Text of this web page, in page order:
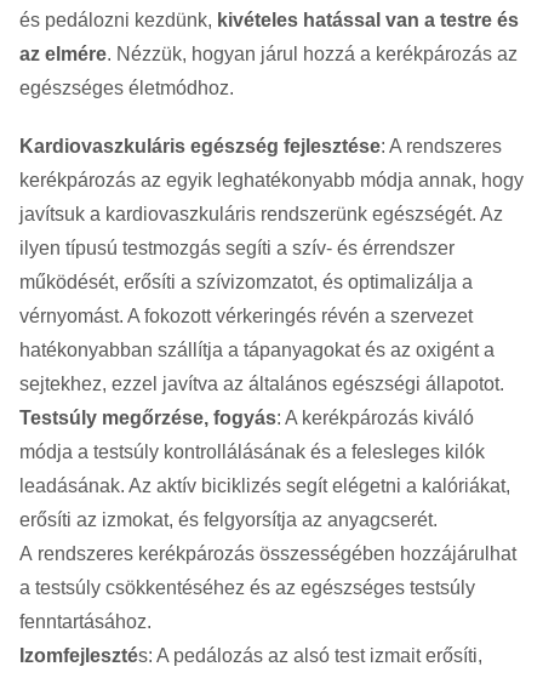
és pedálozni kezdünk, kivételes hatással van a testre és
az elmére. Nézzük, hogyan járul hozzá a kerékpározás az
egészséges életmódhoz.
Kardiovaszkuláris egészség fejlesztése: A rendszeres
kerékpározás az egyik leghatékonyabb módja annak, hogy
javítsuk a kardiovaszkuláris rendszerünk egészségét. Az
ilyen típusú testmozgás segíti a szív- és érrendszer
működését, erősíti a szívizomzatot, és optimalizálja a
vérnyomást. A fokozott vérkeringés révén a szervezet
hatékonyabban szállítja a tápanyagokat és az oxigént a
sejtekhez, ezzel javítva az általános egészségi állapotot.
Testsúly megőrzése, fogyás: A kerékpározás kiváló
módja a testsúly kontrollálásának és a felesleges kilók
leadásának. Az aktív biciklizés segít elégetni a kalóriákat,
erősíti az izmokat, és felgyorsítja az anyagcserét.
A rendszeres kerékpározás összességében hozzájárulhat
a testsúly csökkentéséhez és az egészséges testsúly
fenntartásához.
Izomfejlesztés: A pedálozás az alsó test izmait erősíti,